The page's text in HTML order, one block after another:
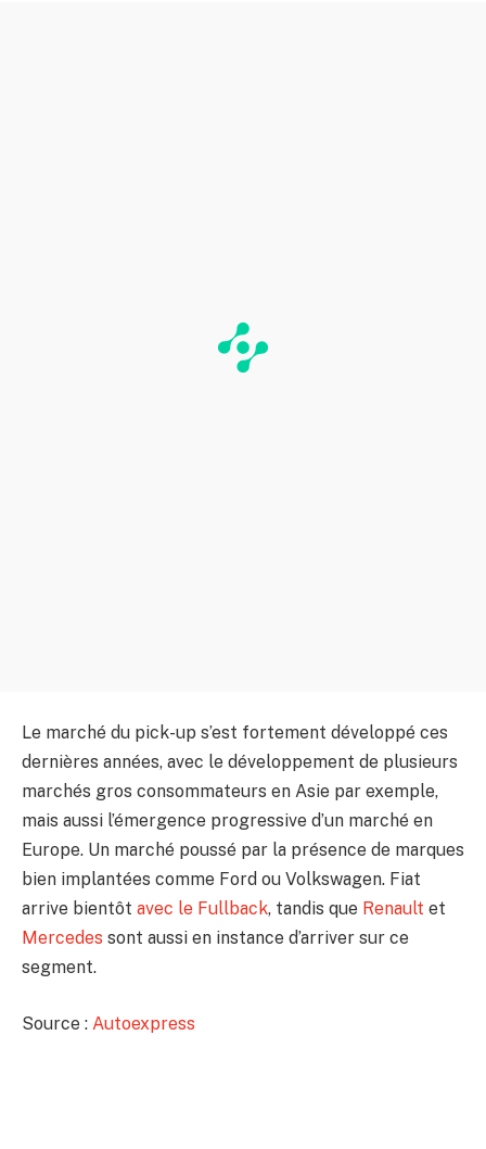
Le marché du pick-up s’est fortement développé ces
dernières années, avec le développement de plusieurs
marchés gros consommateurs en Asie par exemple,
mais aussi l’émergence progressive d’un marché en
Europe. Un marché poussé par la présence de marques
bien implantées comme Ford ou Volkswagen. Fiat
arrive bientôt avec le Fullback, tandis que Renault et
Mercedes sont aussi en instance d’arriver sur ce
segment.
Source : Autoexpress